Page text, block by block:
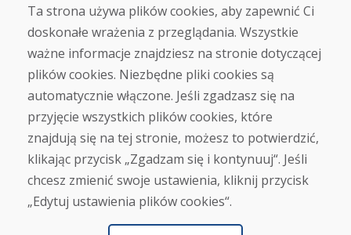
Zakup
Sklep internetowy
Warunki handlowe
Transport
Zapłata
Skarga
Zwrot i wymiana towaru
Ochrona danych osobowych
Cookies
Ta strona używa plików cookies, aby zapewnić Ci
doskonałe wrażenia z przeglądania. Wszystkie
ważne informacje znajdziesz na stronie dotyczącej
plików cookies. Niezbędne pliki cookies są
automatycznie włączone. Jeśli zgadzasz się na
przyjęcie wszystkich plików cookies, które
znajdują się na tej stronie, możesz to potwierdzić,
klikając przycisk „Zgadzam się i kontynuuj“. Jeśli
chcesz zmienić swoje ustawienia, kliknij przycisk
„Edytuj ustawienia plików cookies“.